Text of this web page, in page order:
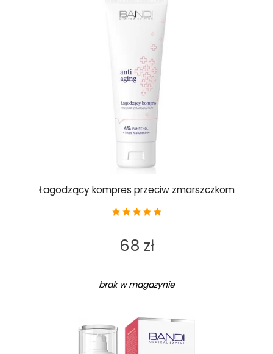
Łagodzący kompres przeciw zmarszczkom
brak w magazynie
68 zł